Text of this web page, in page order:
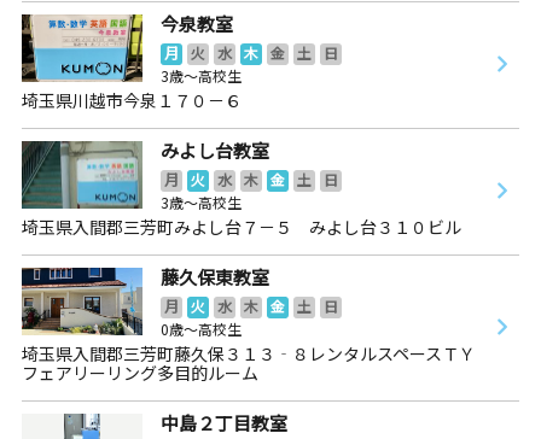
今泉教室
月 火 水 木 金 土
日
3歳～高校生
埼玉県川越市今泉１７０－６
みよし台教室
月 火 水 木 金 土
日
3歳～高校生
埼玉県入間郡三芳町みよし台７－５ みよし台３１０ビル
藤久保東教室
月 火 水 木 金 土
日
0歳～高校生
埼玉県入間郡三芳町藤久保３１３‐８レンタルスペースＴＹ
フェアリーリング多目的ルーム
中島２丁目教室